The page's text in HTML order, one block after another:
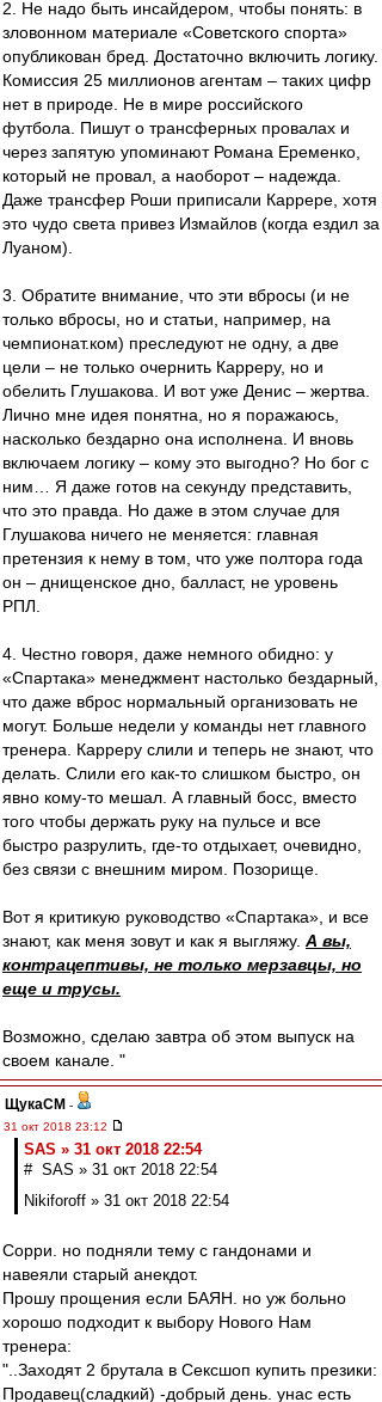
2. Не надо быть инсайдером, чтобы понять: в
зловонном материале «Советского спорта»
опубликован бред. Достаточно включить логику.
Комиссия 25 миллионов агентам – таких цифр
нет в природе. Не в мире российского
футбола. Пишут о трансферных провалах и
через запятую упоминают Романа Еременко,
который не провал, а наоборот – надежда.
Даже трансфер Роши приписали Каррере, хотя
это чудо света привез Измайлов (когда ездил за
Луаном).
3. Обратите внимание, что эти вбросы (и не
только вбросы, но и статьи, например, на
чемпионат.ком) преследуют не одну, а две
цели – не только очернить Карреру, но и
обелить Глушакова. И вот уже Денис – жертва.
Лично мне идея понятна, но я поражаюсь,
насколько бездарно она исполнена. И вновь
включаем логику – кому это выгодно? Но бог с
ним… Я даже готов на секунду представить,
что это правда. Но даже в этом случае для
Глушакова ничего не меняется: главная
претензия к нему в том, что уже полтора года
он – днищенское дно, балласт, не уровень
РПЛ.
4. Честно говоря, даже немного обидно: у
«Спартака» менеджмент настолько бездарный,
что даже вброс нормальный организовать не
могут. Больше недели у команды нет главного
тренера. Карреру слили и теперь не знают, что
делать. Слили его как-то слишком быстро, он
явно кому-то мешал. А главный босс, вместо
того чтобы держать руку на пульсе и все
быстро разрулить, где-то отдыхает, очевидно,
без связи с внешним миром. Позорище.
Вот я критикую руководство «Спартака», и все
знают, как меня зовут и как я выгляжу. А вы,
контрацептивы, не только мерзавцы, но
еще и трусы.
Возможно, сделаю завтра об этом выпуск на
своем канале. "
ЩукаСМ -
31 окт 2018 23:12
SAS » 31 окт 2018 22:54
# SAS » 31 окт 2018 22:54
Nikiforoff » 31 окт 2018 22:54
Сорри. но подняли тему с гандонами и
навеяли старый анекдот.
Прошу прощения если БАЯН. но уж больно
хорошо подходит к выбору Нового Нам
тренера:
"..Заходят 2 брутала в Сексшоп купить презики:
Продавец(сладкий) -добрый день. унас есть